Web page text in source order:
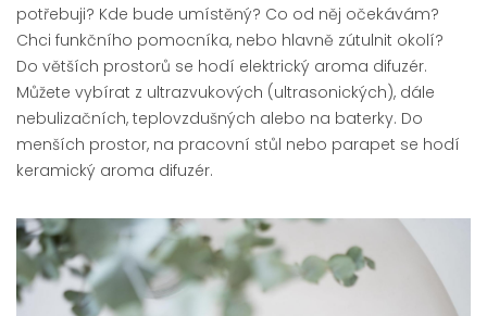
potřebuji? Kde bude umístěný? Co od něj očekávám?
Chci funkčního pomocníka, nebo hlavně zútulnit okolí?
Do větších prostorů se hodí elektrický aroma difuzér.
Můžete vybírat z ultrazvukových (ultrasonických), dále
nebulizačních, teplovzdušných alebo na baterky. Do
menších prostor, na pracovní stůl nebo parapet se hodí
keramický aroma difuzér.